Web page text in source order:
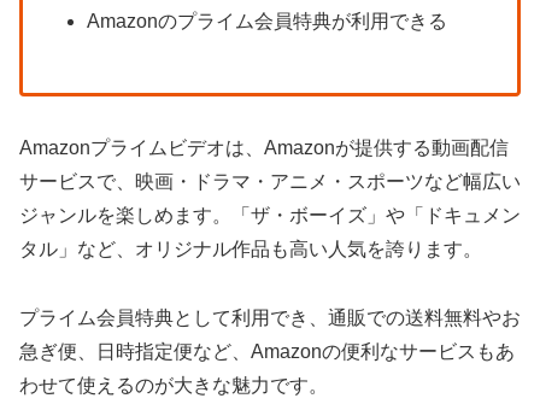
Amazonのプライム会員特典が利用できる
Amazonプライムビデオは、Amazonが提供する動画配信
サービスで、映画・ドラマ・アニメ・スポーツなど幅広い
ジャンルを楽しめます。「ザ・ボーイズ」や「ドキュメン
タル」など、オリジナル作品も高い人気を誇ります。
プライム会員特典として利用でき、通販での送料無料やお
急ぎ便、日時指定便など、Amazonの便利なサービスもあ
わせて使えるのが大きな魅力です。